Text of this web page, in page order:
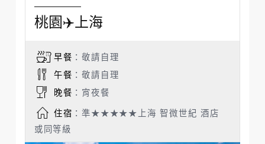
桃園✈️上海
早餐 ：敬請自理
午餐 ：敬請自理
晚餐 ：宵夜餐
住宿 ：準★★★★★上海 智微世紀 酒店
或同等級